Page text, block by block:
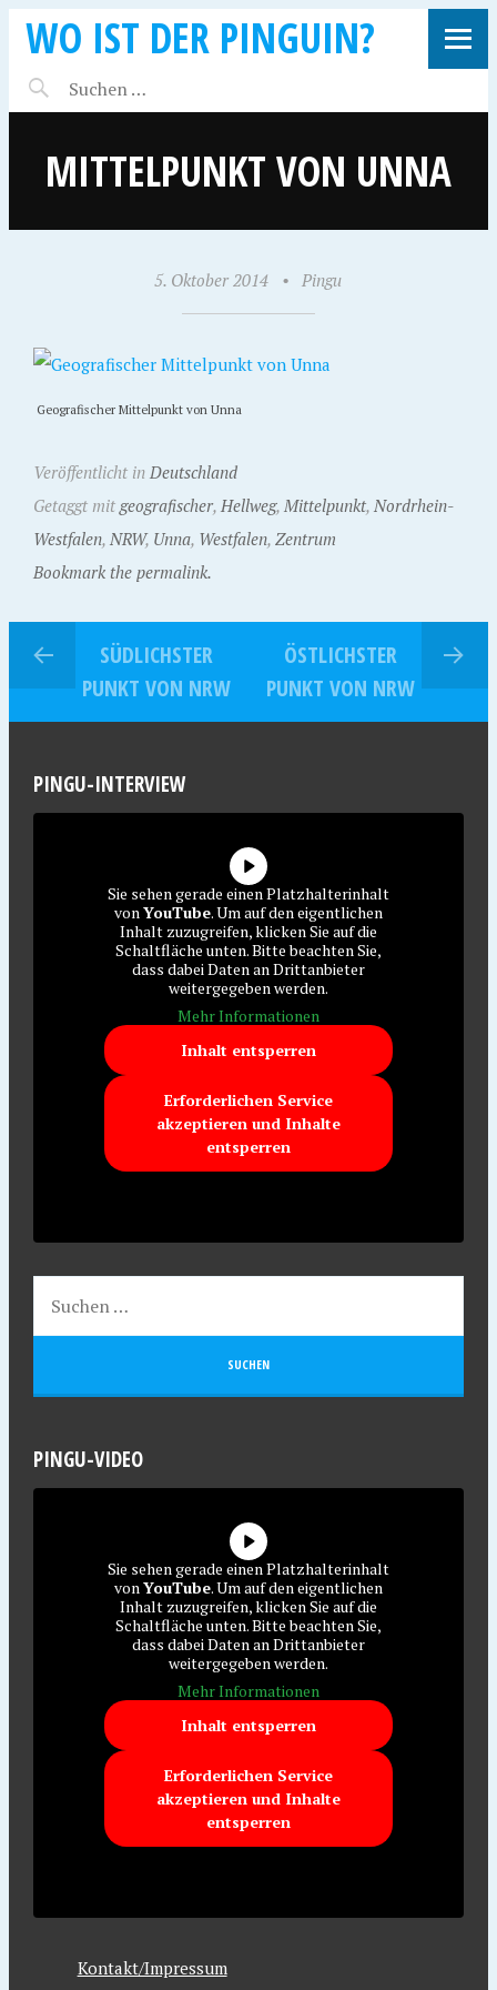
WO IST DER PINGUIN?
MITTELPUNKT VON UNNA
5. Oktober 2014 • Pingu
Geografischer Mittelpunkt von Unna
Veröffentlicht in Deutschland
Getaggt mitgeografischer, Hellweg, Mittelpunkt, Nordrhein-
Westfalen, NRW, Unna, Westfalen, Zentrum
Bookmark the permalink.
SÜDLICHSTER
PUNKT VON NRW
ÖSTLICHSTER
PUNKT VON NRW
PINGU-INTERVIEW
Sie sehen gerade einen Platzhalterinhalt
vonYouTube. Um auf den eigentlichen
Inhalt zuzugreifen, klicken Sie auf die
Schaltfläche unten. Bitte beachten Sie,
dass dabei Daten an Drittanbieter
weitergegeben werden.
Mehr Informationen
Inhalt entsperren
Erforderlichen Service
akzeptieren und Inhalte
entsperren
PINGU-VIDEO
Sie sehen gerade einen Platzhalterinhalt
vonYouTube. Um auf den eigentlichen
Inhalt zuzugreifen, klicken Sie auf die
Schaltfläche unten. Bitte beachten Sie,
dass dabei Daten an Drittanbieter
weitergegeben werden.
Mehr Informationen
Inhalt entsperren
Erforderlichen Service
akzeptieren und Inhalte
entsperren
Kontakt/Impressum